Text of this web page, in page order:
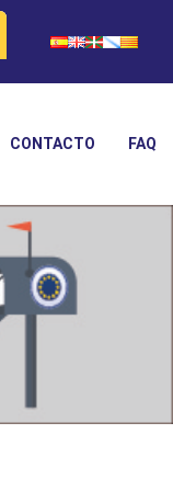
CONTACTO FAQ